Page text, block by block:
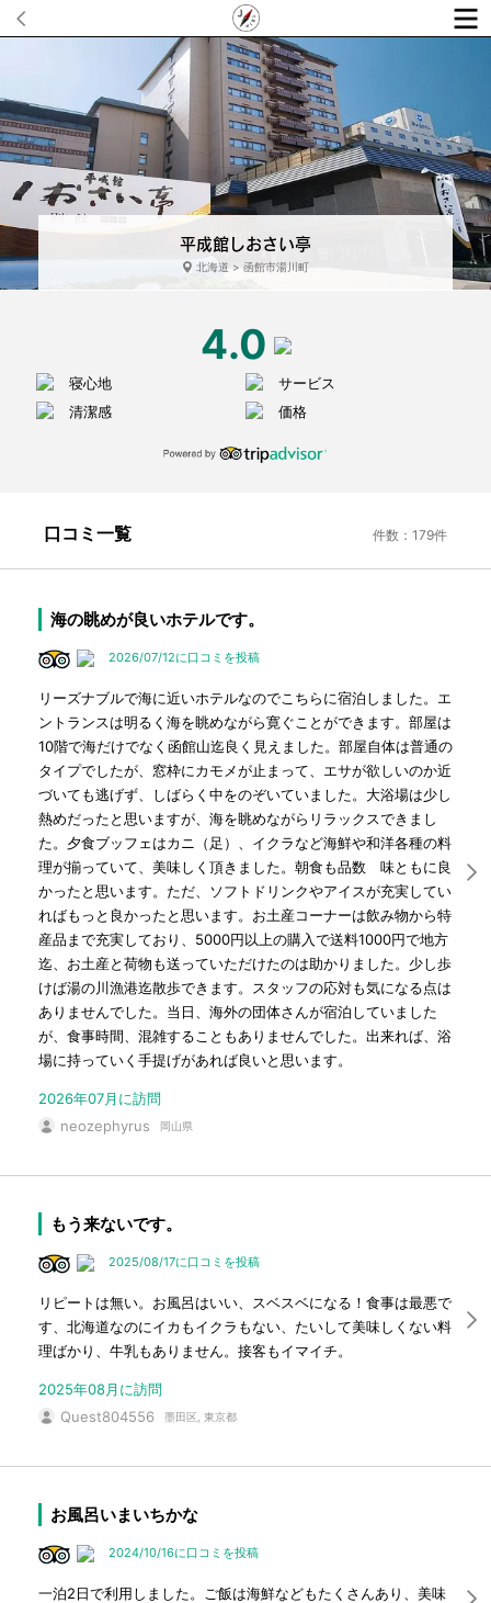
平成館しおさい亭
北海道 > 函館市湯川町
4.0
寝心地
清潔感
サービス
価格
口コミ一覧 件数：179件
海の眺めが良いホテルです。
2026/07/12に口コミを投稿
リーズナブルで海に近いホテルなのでこちらに宿泊しました。エ
ントランスは明るく海を眺めながら寛ぐことができます。部屋は
10階で海だけでなく函館山迄良く見えました。部屋自体は普通の
タイプでしたが、窓枠にカモメが止まって、エサが欲しいのか近
づいても逃げず、しばらく中をのぞいていました。大浴場は少し
熱めだったと思いますが、海を眺めながらリラックスできまし
た。夕食ブッフェはカニ（足）、イクラなど海鮮や和洋各種の料
理が揃っていて、美味しく頂きました。朝食も品数 味ともに良
かったと思います。ただ、ソフトドリンクやアイスが充実してい
ればもっと良かったと思います。お土産コーナーは飲み物から特
産品まで充実しており、5000円以上の購入で送料1000円で地方
迄、お土産と荷物も送っていただけたのは助かりました。少し歩
けば湯の川漁港迄散歩できます。スタッフの応対も気になる点は
ありませんでした。当日、海外の団体さんが宿泊していました
が、食事時間、混雑することもありませんでした。出来れば、浴
場に持っていく手提げがあれば良いと思います。
2026年07月に訪問
neozephyrus
岡山県
もう来ないです。
2025/08/17に口コミを投稿
リピートは無い。お風呂はいい、スベスベになる！食事は最悪で
す、北海道なのにイカもイクラもない、たいして美味しくない料
理ばかり、牛乳もありません。接客もイマイチ。
2025年08月に訪問
Quest804556
墨田区, 東京都
お風呂いまいちかな
2024/10/16に口コミを投稿
一泊2日で利用しました。ご飯は海鮮などもたくさんあり、美味